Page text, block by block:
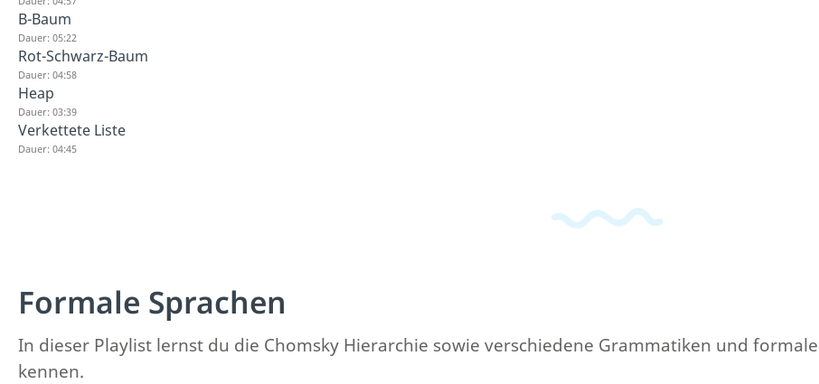
B-Baum
Dauer: 05:22
Rot-Schwarz-Baum
Dauer: 04:58
Heap
Dauer: 03:39
Verkettete Liste
Dauer: 04:45
Formale Sprachen
In dieser Playlist lernst du die Chomsky Hierarchie sowie verschiedene Grammatiken und
kennen.